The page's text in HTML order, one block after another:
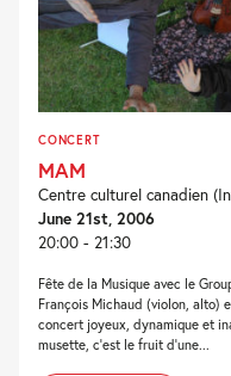
CONCERT
MAM
Centre culturel canadien
June 21st, 2006
20:00 - 21:30
Fête de la Musique avec le
François Michaud (violon, alto)
concert joyeux, dynamique et
musette, c’est le fruit d’une...